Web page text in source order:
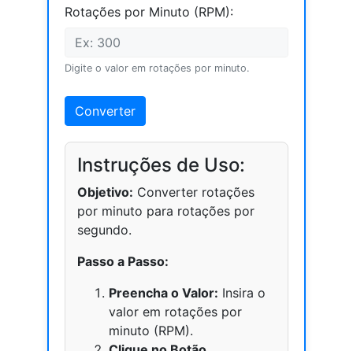
Rotações por Minuto (RPM):
Digite o valor em rotações por minuto.
Converter
Instruções de Uso:
Objetivo: Converter rotações
por minuto para rotações por
segundo.
Passo a Passo:
Preencha o Valor: Insira o
valor em rotações por
minuto (RPM).